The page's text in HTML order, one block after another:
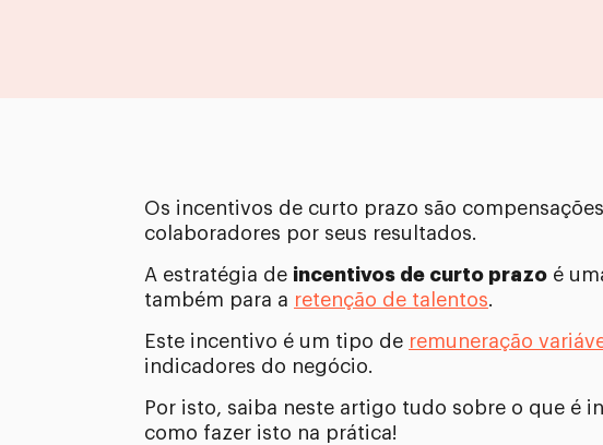
Os incentivos de curto prazo são
colaboradores por seus resultados.
A estratégia de incentivos de curto prazo é
também para a retenção de talentos.
Este incentivo é um tipo de remuneração
indicadores do negócio.
Por isto, saiba neste artigo tudo sobre o que é
como fazer isto na prática!